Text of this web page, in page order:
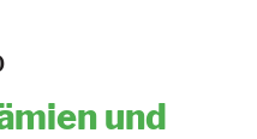
und